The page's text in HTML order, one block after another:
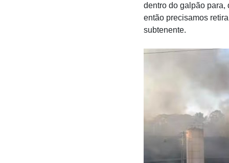
dentro do galpão para,
então precisamos
subtenente.